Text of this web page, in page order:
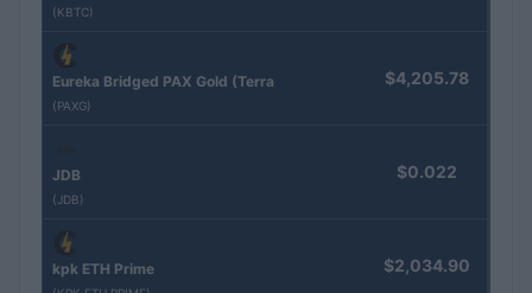
(KBTC)
Eureka Bridged PAX Gold (Terra
(PAXG)
$4,205.78
JDB
(JDB)
$0.022
kpk ETH Prime $2,034.90